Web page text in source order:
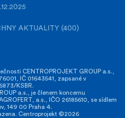
AKTUALITY (400)
CENTROPROJEKT GROUP a.s.,
IČ 01643541, zapsané v
KSBR.
a.s., je členem koncernu
a.s., IČO 26185610, se sídlem
149 00 Praha 4.
Centroprojekt ©2026